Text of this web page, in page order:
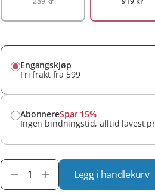
Engangskjøp
Fri frakt fra 599
AbonnereSpar 15%
Ingen bindningstid, alltid lavest
Legg i handlekurv